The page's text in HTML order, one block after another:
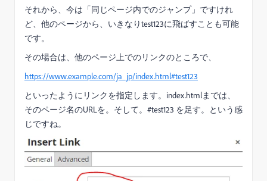
それから、今は「同じページ内でのジャンプ」ですけれ
ど、他のページから、いきなりtest123に飛ばすことも可能
です。
その場合は、他のページ上でのリンクのところで、
https://www.example.com/ja_jp/index.html#test123
といったようにリンクを指定します。index.htmlまでは、
そのページ名のURLを。そして。#test123 を足す。という感
じですね。